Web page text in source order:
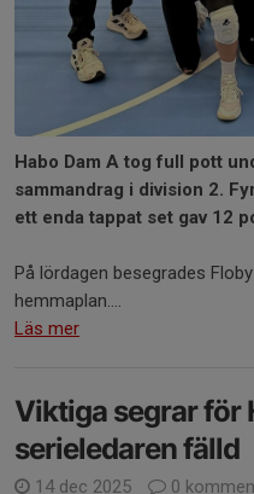
Habo Dam A tog full pott
sammandrag i division 2.
ett enda tappat set gav 12
På lördagen besegrades
hemmaplan....
Läs mer
Viktiga segrar för
serieledaren fälld
14 dec 2025 0